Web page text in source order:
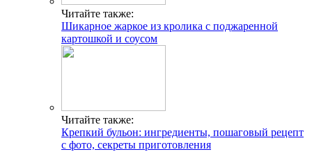
Читайте также:
Шикарное жаркое из кролика с поджаренной
картошкой и соусом
Читайте также:
Крепкий бульон: ингредиенты, пошаговый рецепт
с фото, секреты приготовления